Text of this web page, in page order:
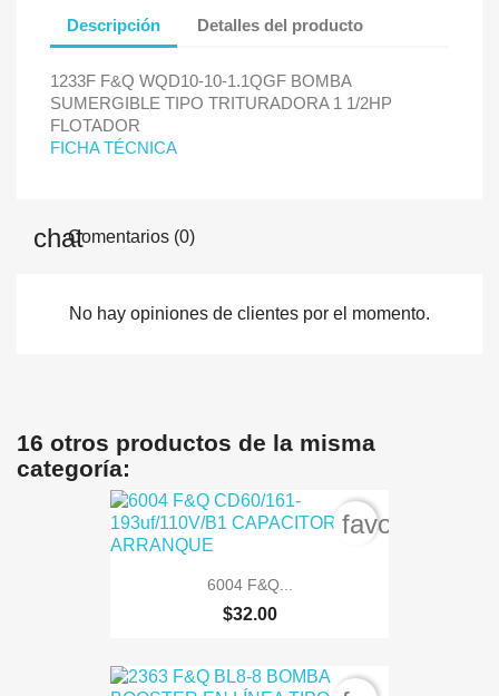
Descripción Detalles del producto
1233F F&Q WQD10-10-1.1QGF BOMBA
SUMERGIBLE TIPO TRITURADORA 1 1/2HP
FLOTADOR
FICHA TÉCNICA
Comentarios (0)
No hay opiniones de clientes por el momento.
16 otros productos de la misma
categoría:
6004 F&Q...
$32.00